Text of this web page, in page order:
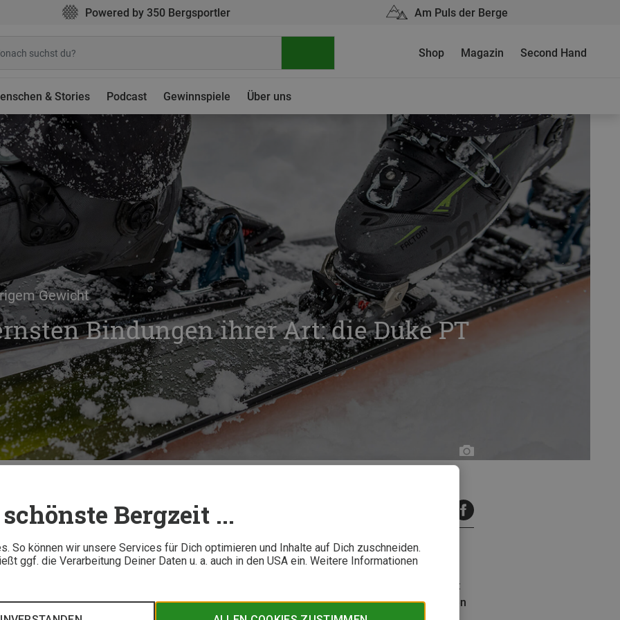
Bergzeit ...
So können wir unsere Services für Dich optimieren und Inhalte auf Dich zuschneiden.
ggf. die Verarbeitung Deiner Daten u. a. auch in den USA ein. Weitere Informationen
Powered by 350 Bergsportler Am Puls der Berge
& Stories Podcast Gewinnspiele Über uns
Shop Magazin Second Hand
Gewicht
Bindungen ihrer Art: die Duke PT
MDV
Sports
Meilenstein in der Bindungsbranche gesetzt: Sie vereint leichtes Gewicht beim Aufstieg mit
und verbindet so das Beste zweier Welten. Hier erfährst Du alles zur innovativen